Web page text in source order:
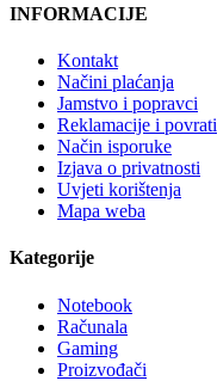
INFORMACIJE
Kontakt
Načini plaćanja
Jamstvo i popravci
Reklamacije i povrati
Način isporuke
Izjava o privatnosti
Uvjeti korištenja
Mapa weba
Kategorije
Notebook
Računala
Gaming
Proizvođači